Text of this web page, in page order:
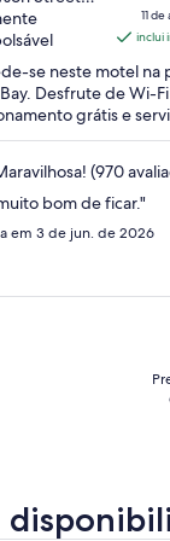
NSW
11
inclui
se neste motel na
Desfrute de Wi-
grátis e
Em suas
(970
bom de ficar."
em 3 de jun. de 2026